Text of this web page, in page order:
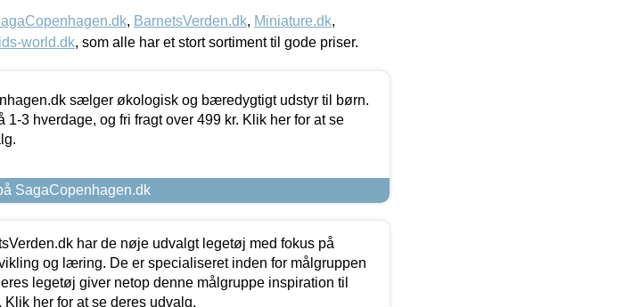
, BarnetsVerden.dk, Miniature.dk,
world.dk, som alle har et stort sortiment til gode priser.
sælger økologisk og bæredygtigt udstyr til børn.
1-3 hverdage, og fri fragt over 499 kr. Klik her for at se
SagaCopenhagen.dk
har de nøje udvalgt legetøj med fokus på
og læring. De er specialiseret inden for målgruppen
legetøj giver netop denne målgruppe inspiration til
Klik her for at se deres udvalg.